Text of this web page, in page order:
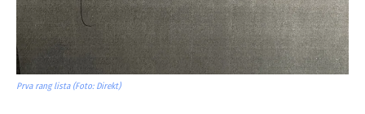
Prva rang lista (Foto: Direkt)